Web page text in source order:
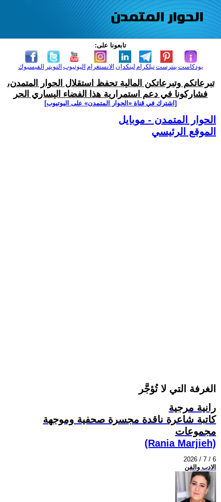
تابعونا على:
الفيسبوك التويتر اليوتيوب الانستغرام لينكدإن تيلكرامبنترست بودكاست
تبرعاتكم وتبرعاتكن المالية تحفظ استقلال الحوار المتمدن،
فشاركونا في دعم استمرارية هذا الفضاء اليساري الحر
[اشترك في قناة ‫«الحوار المتمدن» على اليوتيوب]
الحوار المتمدن - موبايل
الموقع الرئيسي
الغرفة التي لا تُؤجَّر
رانية مرجية
كاتبة شاعرة ناقدة مجسرة صحفية وموجهة
مجموعات
(Rania Marjieh)
2026 / 7 / 6
الادب والفن